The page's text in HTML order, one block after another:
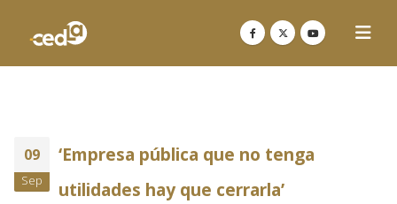
09
Sep
‘Empresa pública que no tenga
utilidades hay que cerrarla’